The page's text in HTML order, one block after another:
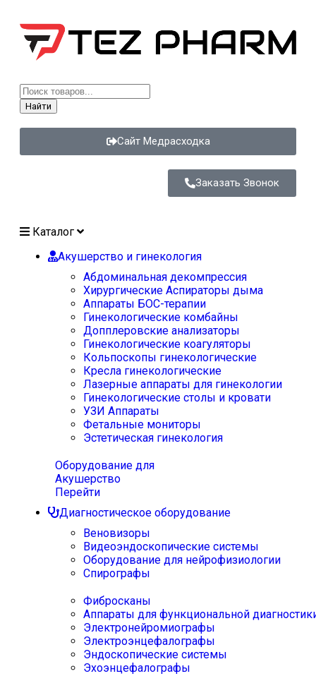
Найти
Сайт Медрасходка
Заказать Звонок
Каталог
Акушерство и гинекология
Абдоминальная декомпрессия
Хирургические Аспираторы дыма
Аппараты БОС-терапии
Гинекологические комбайны
Допплеровские анализаторы
Гинекологические коагуляторы
Кольпоскопы гинекологические
Кресла гинекологические
Лазерные аппараты для гинекологии
Гинекологические столы и кровати
УЗИ Аппараты
Фетальные мониторы
Эстетическая гинекология
Оборудование для
Акушерство
Перейти
Диагностическое оборудование
Веновизоры
Видеоэндоскопические системы
Оборудование для нейрофизиологии
Спирографы
Фибросканы
Аппараты для функциональной
Электронейромиографы
Электроэнцефалографы
Эндоскопические системы
Эхоэнцефалографы